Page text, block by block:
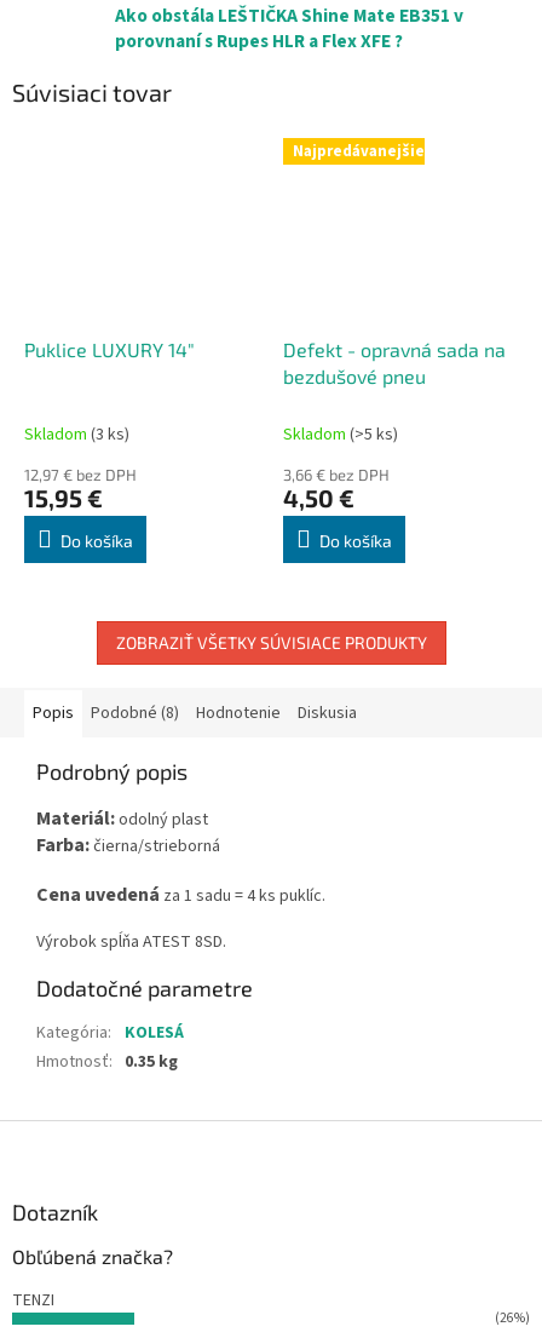
Ako obstála LEŠTIČKA Shine Mate EB351 v
porovnaní s Rupes HLR a Flex XFE ?
Súvisiaci tovar
Puklice LUXURY 14"
Skladom (3 ks)
12,97 € bez DPH
15,95 €
Do košíka
Najpredávanejšie
Defekt - opravná sada na
bezdušové pneu
Skladom (>5 ks)
3,66 € bez DPH
4,50 €
Do košíka
ZOBRAZIŤ VŠETKY SÚVISIACE PRODUKTY
Popis Podobné (8) Hodnotenie Diskusia
Podrobný popis
Materiál:odolný plast
Farba:čierna/strieborná
Cena uvedená za 1 sadu = 4 ks puklíc.
Výrobok spĺňa ATEST 8SD.
Dodatočné parametre
Kategória:
KOLESÁ
Hmotnosť: 0.35 kg
Dotazník
Obľúbená značka?
TENZI
(26%)